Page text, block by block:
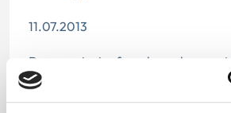
11.07.2013
Denne principafgørelse er kasseret
da den ikke længere har